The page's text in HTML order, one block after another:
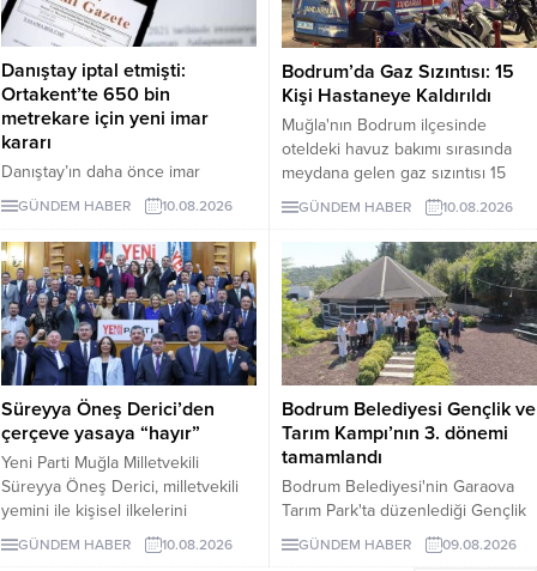
Danıştay iptal etmişti:
Ortakent’te 650 bin
metrekare için yeni imar
kararı
Danıştay’ın daha önce imar
planlarını iptal ettiği Ortakent’te,
Hazineye ait yaklaşık 650 bin
metrekarelik alan için konut,
ticaret, turizm ve özel tesis
kullanımları içeren yeni planlar
onaylandı.
GÜNDEM HABER 10.08.2026
Bodrum’da Gaz Sızıntısı: 15
Kişi Hastaneye Kaldırıldı
Muğla'nın Bodrum ilçesinde
oteldeki havuz bakımı sırasında
meydana gelen gaz sızıntısı 15
kişiyi etkiledi.
GÜNDEM HABER 10.08.2026
Süreyya Öneş Derici’den
çerçeve yasaya “hayır”
Yeni Parti Muğla Milletvekili
Süreyya Öneş Derici, milletvekili
yemini ile kişisel ilkelerini
hatırlatarak çerçeve yasa teklifine
“hayır” oyu vereceğini açıkladı.
GÜNDEM HABER 10.08.2026
Bodrum Belediyesi Gençlik ve
Tarım Kampı’nın 3. dönemi
tamamlandı
Bodrum Belediyesi'nin Garaova
Tarım Park'ta düzenlediği Gençlik
ve Tarım Kampı'nın 3. dönemi;
lavanta hasadı, sürdürülebilir tarım
GÜNDEM HABER 09.08.2026